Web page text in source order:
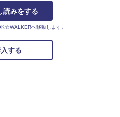
読みをする
へ移動します。
する